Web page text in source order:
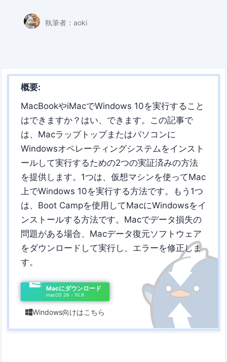
執筆者： aoki
概要:
MacBookやiMacでWindows 10を実行すること
はできますか？はい、できます。この記事で
は、Macラップトップまたはパソコンに
Windowsオペレーティングシステムをインスト
ールして実行するための2つの実証済みの方法
を提供します。1つは、仮想マシンを使ってMac
上でWindows 10を実行する方法です。もう1つ
は、Boot Campを使用してMacにWindowsをイ
ンストールする方法です。Macでデータ損失の
問題がある場合、Macデータ復元ソフトウェア
をダウンロードして実行し、エラーを修正しま
す。
Macにダウンロード
macOS 26 - 10.9
Windows向けはこちら